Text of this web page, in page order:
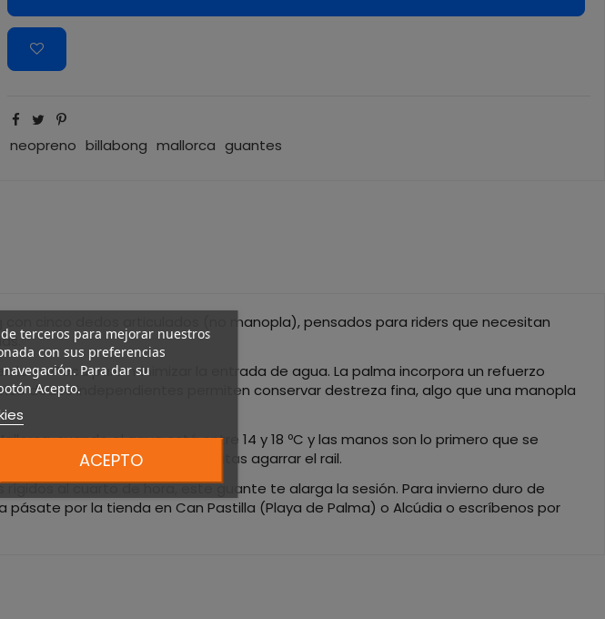
neopreno billabong mallorca guantes
cinco dedos articulados (no manopla), pensados para riders que necesitan
muñeca para minimizar la entrada de agua. La palma incorpora un refuerzo
dedos independientes permiten conservar destreza fina, algo que una manopla
cuando el agua está entre 14 y 18 ºC y las manos son lo primero que se
tabla pequeña donde necesitas agarrar el rail.
al cuarto de hora, este guante te alarga la sesión. Para invierno duro de
por la tienda en Can Pastilla (Playa de Palma) o Alcúdia o escríbenos por
terceros para mejorar nuestros
con sus preferencias
Para dar su
Acepto.
ACEPTO